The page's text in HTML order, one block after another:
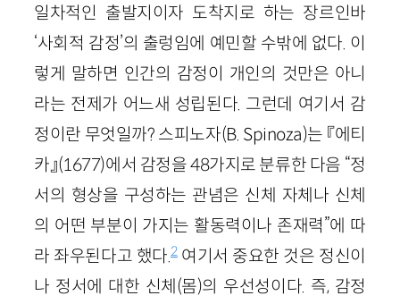
일차적인 출발지이자 도착지로 하는 장르인바
‘사회적 감정’의 출렁임에 예민할 수밖에 없다. 이
렇게 말하면 인간의 감정이 개인의 것만은 아니
라는 전제가 어느새 성립된다. 그런데 여기서 감
정이란 무엇일까? 스피노자(B. Spinoza)는 『에티
카』(1677)에서 감정을 48가지로 분류한 다음 “정
서의 형상을 구성하는 관념은 신체 자체나 신체
의 어떤 부분이 가지는 활동력이나 존재력”에 따
라 좌우된다고 했다.2여기서 중요한 것은 정신이
나 정서에 대한 신체(몸)의 우선성이다. 즉, 감정